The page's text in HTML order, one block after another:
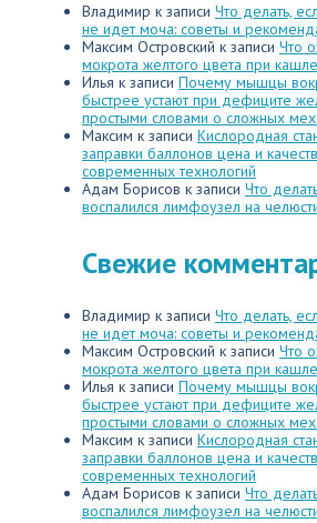
Владимир к записи Что делать,
не идет моча: советы и
Максим Островский к записи Что
мокрота желтого цвета при
Илья к записи Почему мышцы
быстрее устают при дефиците
простыми словами о сложных
Максим к записи Кислородная
заправки баллонов цена и
современных технологий
Адам Борисов к записи Что
воспалился лимфоузел на
Свежие
Владимир к записи Что делать,
не идет моча: советы и
Максим Островский к записи Что
мокрота желтого цвета при
Илья к записи Почему мышцы
быстрее устают при дефиците
простыми словами о сложных
Максим к записи Кислородная
заправки баллонов цена и
современных технологий
Адам Борисов к записи Что
воспалился лимфоузел на